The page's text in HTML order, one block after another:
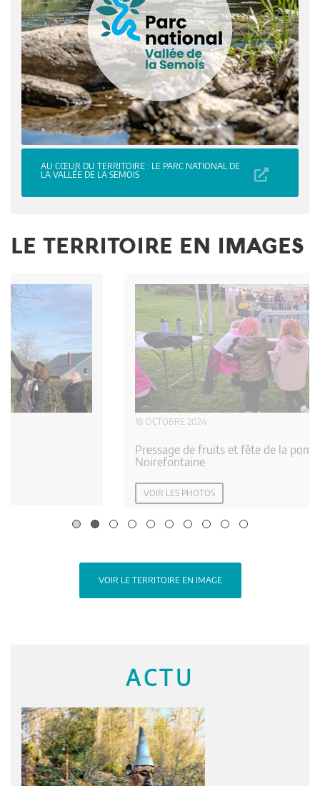
AU CŒUR DU TERRITOIRE : LE PARC NATIONAL DE
LA VALLÉE DE LA SEMOIS
LE TERRITOIRE EN IMAGES
Pressage de fruits et fête de la pomme à l'école
ACTU